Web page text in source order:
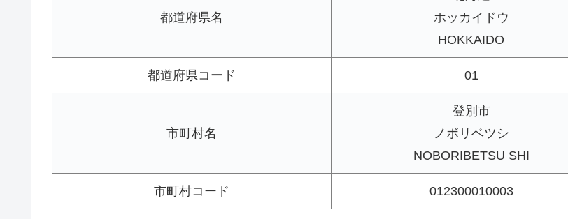
都道府県名
ホッカイドウ
HOKKAIDO
都道府県コード 01
市町村名
登別市
ノボリベツシ
NOBORIBETSU SHI
市町村コード 012300010003